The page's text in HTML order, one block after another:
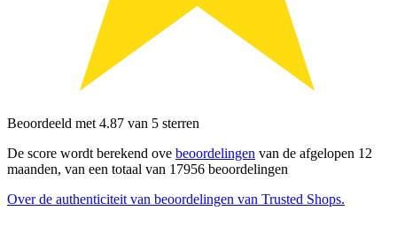
Beoordeeld met 4.87 van 5 sterren
De score wordt berekend ove beoordelingen van de afgelopen 12
maanden, van een totaal van 17956 beoordelingen
Over de authenticiteit van beoordelingen van Trusted Shops.